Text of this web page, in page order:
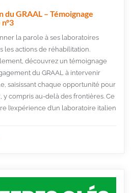
GRAAL – Témoignage
la parole à ses laboratoires
les actions de réhabilitation.
découvrez un témoignage
du GRAAL à intervenir
saisissant chaque opportunité pour
y compris au-delà des frontières. Ce
l’expérience d’un laboratoire italien